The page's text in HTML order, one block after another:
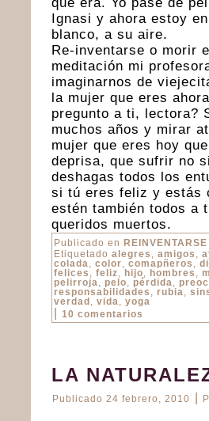
Ignasi y ahora estoy
blanco, a su aire.
Re-inventarse o morir
meditación mi
imaginarnos de
la mujer que eres
pregunto a ti, lectora?
muchos años y mirar
mujer que eres hoy
deprisa, que sufrir no
deshagas todos los
si tú eres feliz y estás
estén también todos a
queridos muertos.
Publicado en REINVENTARSE
Etiquetado alegres , amigos ,
colada, color, comapñeros ,
felices , feliz, hijo, hombres ,
pelirroja, pelo, pérdida,
responsabilidades , rubia,
verdad , vida, yoga
10 comentarios
LA
Publicado 24 febrero, 2010